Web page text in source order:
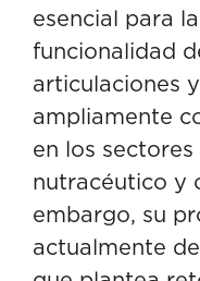
esencial para
funcionalidad
articulaciones
ampliamente
en los
nutracéutico y
embargo, su
actualmente